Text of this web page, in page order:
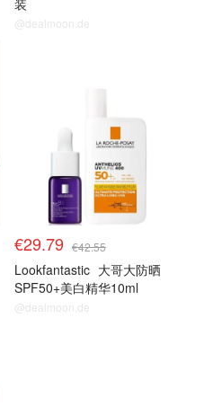
装
@dealmoon.de
€29.79 €42.55
Lookfantastic 大哥大防晒
SPF50+美白精华10ml
@dealmoon.de